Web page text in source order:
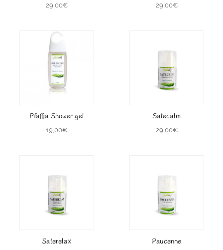
29,00€ 29,00€
Pfaffia Shower gel
19,00€
Satecalm
29,00€
Saterelax Paucenne